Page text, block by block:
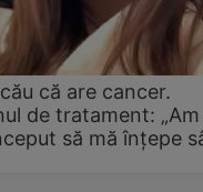
că are cancer.
de tratament:
să mă înțepe